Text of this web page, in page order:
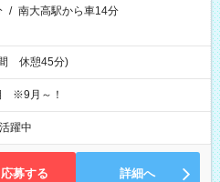
/ 南大高駅から車14分
休憩45分)
※9月～！
躍中
応募する 詳細へ